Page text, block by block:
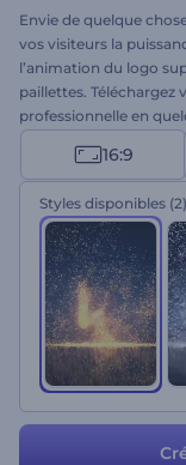
Envie de quelque
vos visiteurs la
l’animation du logo
paillettes.
professionnelle en
promos, les intros et
l'extraordinaire avec
gratuitement dès
16:9
Styles disponibles (2)